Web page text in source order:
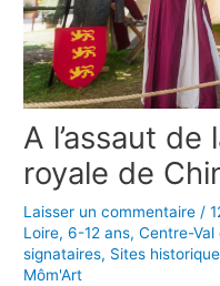
A l’assaut de
royale de
Laisser un commentaire /
Loire,6-12 ans,Centre-Val
signataires, Sites
Môm'Art